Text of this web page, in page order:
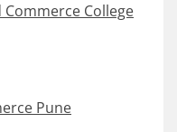
Commerce College
Pune